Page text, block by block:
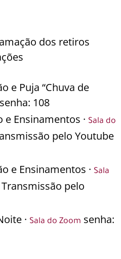
dos retiros
e Puja “Chuva de
senha: 108
Ensinamentos · Sala do
pelo Youtube
e Ensinamentos · Sala
pelo
· Sala do Zoom senha: